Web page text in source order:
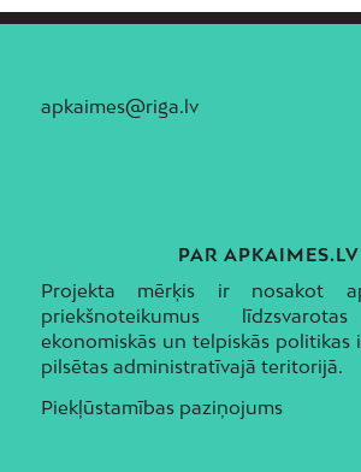
apkaimes@riga.lv
PAR APKAIMES.LV
Projekta mērķis ir nosakot
priekšnoteikumus
ekonomiskās un telpiskās politikas
pilsētas administratīvajā teritorijā.
Piekļūstamības paziņojums